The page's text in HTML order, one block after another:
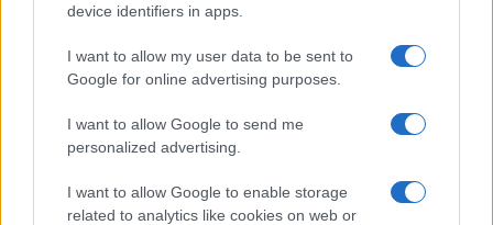
device identifiers in apps.
I want to allow my user data to be sent to
Google for online advertising purposes.
I want to allow Google to send me
personalized advertising.
I want to allow Google to enable storage
related to analytics like cookies on web or